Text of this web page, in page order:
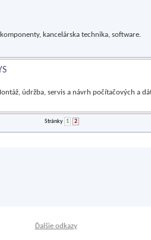
kancelárska technika, software.
údržba, servis a návrh počítačových a
Stránky 1 2
Ďalšie odkazy